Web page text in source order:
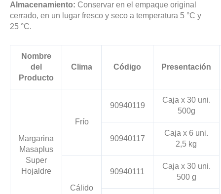
Almacenamiento: Conservar en el empaque original
cerrado, en un lugar fresco y seco a temperatura 5 °C y
25 °C.
Nombre
del
Producto
Clima Código Presentación
Margarina
Masaplus
Super
Hojaldre
Frío
90940119
Caja x 30 uni.
500g
90940117
Caja x 6 uni.
2,5 kg
Cálido
90940111
Caja x 30 uni.
500 g